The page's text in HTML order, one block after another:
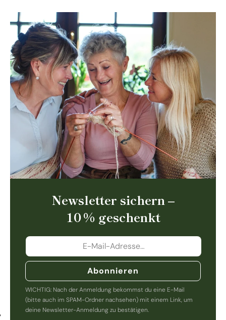
Newsletter sichern –
10 % geschenkt
Abonnieren
WICHTIG: Nach der Anmeldung bekommst du eine E-Mail
(bitte auch im SPAM-Ordner nachsehen) mit einem Link, um
deine Newsletter-Anmeldung zu bestätigen.